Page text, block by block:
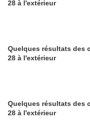
28 à l'extérieur
Quelques résultats des
28 à l'extérieur
Quelques résultats des
28 à l'extérieur